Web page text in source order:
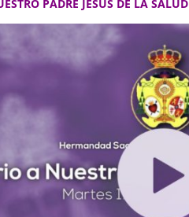
PADRE JESÚS DE LA SALUD